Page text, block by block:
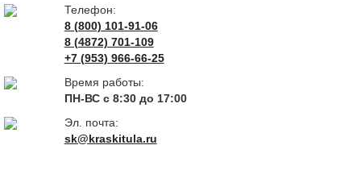
Телефон:
8 (800) 101-91-06
8 (4872) 701-109
+7 (953) 966-66-25
Время работы:
ПН-ВС с 8:30 до 17:00
Эл. почта:
sk@kraskitula.ru